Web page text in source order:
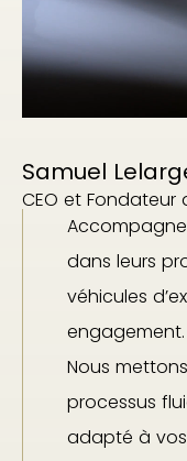
Samuel
CEO et Fondateur
dans leurs
véhicules
engagement.
Nous
processus
adapté à